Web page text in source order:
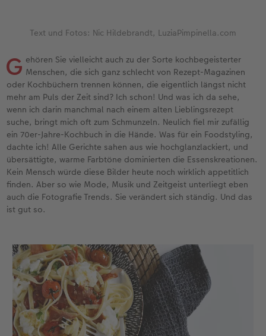
Personalisierter Schuber
Bestellwege
Inspiration
Jahrbuch
Reisefotobuch
Kundenbeispiele
Foto-Kochbuch
Neuheiten
Acrylglas
Alu Dibond
Gallery Print
Hartschaum
Foto auf Holz
Mehrteiler
CEWE myPhotos
Neuheiten
Fotosticker
Art Prints
Premium Poster
Rahmen
Fotogrößen & Formate
Bestellwege
Neuheiten
Emaille Becher
Trinkflasche
Dekoration
Schule & Büro
Textilien
Art Prints
Neuheiten
CEWE myPhotos
Taufkarten
Postkarten Sets
Postkarten verschicken
Fotokarten
Digitale Grußkarte
Bestellwege
CEWE myPhotos
Neuheiten
Handykette
Kunststoffhüllen
Lederhüllen
Holzhüllen
Bio-based Case
Mit Design
CEWE myPhotos
Neuheiten
Bestellwege
Designvorlagen
Kalender mit fertigem Design
Gestaltungsideen
CEWE myPhotos
Neuheiten
für Männer
für Frauen
für Freundinnen
für Kinder
für Großeltern
für Tierfreunde
CEWE myPhotos
Neuheiten
Softwaretipps
Videotutorials
Text und Fotos: Nic Hildebrandt, LuziaPimpinella.com
G ehören Sie vielleicht auch zu der Sorte kochbegeisterter
Menschen, die sich ganz schlecht von Rezept-Magazinen
oder Kochbüchern trennen können, die eigentlich längst nicht
mehr am Puls der Zeit sind? Ich schon! Und was ich da sehe,
wenn ich darin manchmal nach einem alten Lieblingsrezept
suche, bringt mich oft zum Schmunzeln. Neulich fiel mir zufällig
ein 70er-Jahre-Kochbuch in die Hände. Was für ein Foodstyling,
dachte ich! Alle Gerichte sahen aus wie hochglanzlackiert, und
übersättigte, warme Farbtöne dominierten die Essenskreationen.
Kein Mensch würde diese Bilder heute noch wirklich appetitlich
finden. Aber so wie Mode, Musik und Zeitgeist unterliegt eben
auch die Fotografie Trends. Sie verändert sich ständig. Und das
ist gut so.